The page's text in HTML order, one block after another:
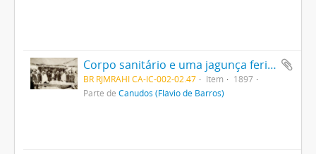
Corpo sanitário e uma jagunça ferida
BR RJMRAHI CA-IC-002-02.47 Item
1897
Parte de Canudos (Flávio de Barros)